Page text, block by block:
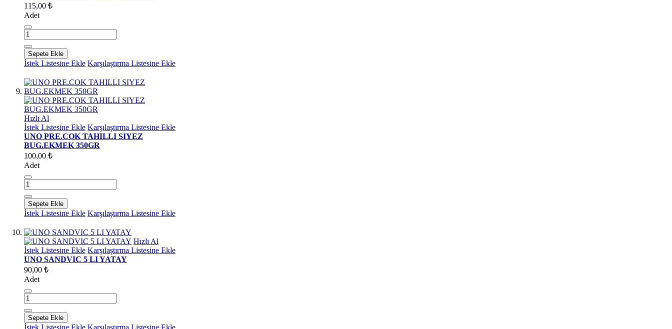
115,00 ₺
Adet
Sepete Ekle
İstek Listesine Ekle Karşılaştırma Listesine Ekle
Hızlı Al
İstek Listesine Ekle Karşılaştırma Listesine Ekle
UNO PRE.COK TAHILLI SIYEZ
BUG.EKMEK 350GR
100,00 ₺
Adet
Sepete Ekle
İstek Listesine Ekle Karşılaştırma Listesine Ekle
Hızlı Al
İstek Listesine Ekle Karşılaştırma Listesine Ekle
UNO SANDVIC 5 LI YATAY
90,00 ₺
Adet
Sepete Ekle
İstek Listesine Ekle Karşılaştırma Listesine Ekle